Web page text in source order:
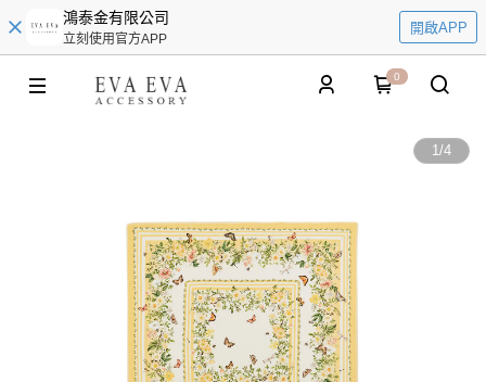
鴻泰金有限公司
立刻使用官方APP
開啟APP
0
1/4